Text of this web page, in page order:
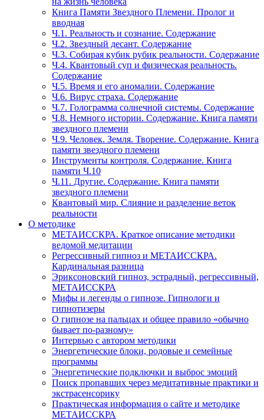
Книга Памяти Звездного Племени. Пролог и
вводная
Ч.1. Реальность и сознание. Содержание
Ч.2. Звездный десант. Содержание
Ч.3. Собирая кубик рубик реальности. Содержание
Ч.4. Квантовый суп и физическая реальность.
Содержание
Ч.5. Время и его аномалии. Содержание
Ч.6. Вирус страха. Содержание
Ч.7. Голограмма солнечной системы. Содержание
Ч.8. Немного истории. Содержание. Книга памяти
звездного племени
Ч.9. Человек. Земля. Творение. Содержание. Книга
памяти звездного племени
Инструменты контроля. Содержание. Книга
памяти Ч.10
Ч.11. Другие. Содержание. Книга памяти
звездного племени
Квантовый мир. Слияние и разделение веток
реальности
О методике
МЕТАИССКРА. Краткое описание методики
ведомой медитации
Регрессивный гипноз и МЕТАИССКРА.
Кардинальная разница
Эриксоновский гипноз, эстрадный, регрессивный,
МЕТАИССКРА
Мифы и легенды о гипнозе. Гипнологи и
гипнотизеры
О гипнозе на пальцах и общее правило «обычно
бывает по-разному»
Интервью с автором методики
Энергетические блоки, родовые и семейные
программы
Энергетические подключки и выброс эмоций
Поиск пропавших через медитативные практики и
экстрасенсорику
Практическая информация о сайте и методике
МЕТАИССКРА